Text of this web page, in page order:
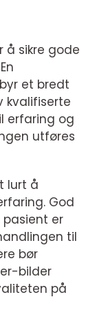
å sikre gode
et bredt
kvalifiserte
erfaring og
utføres
lurt å
God
pasient er
til
bør
bilder
på